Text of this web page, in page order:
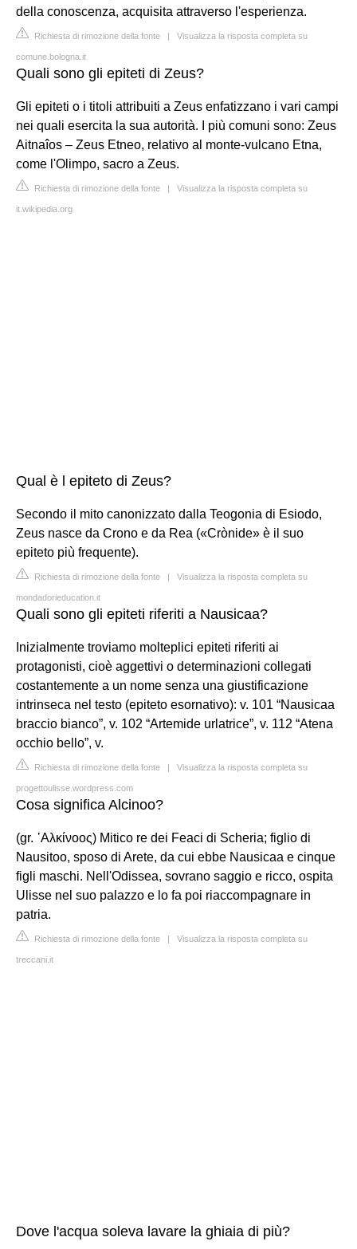
della conoscenza, acquisita attraverso l'esperienza.
Richiesta di rimozione della fonte | Visualizza la risposta completa su
comune.bologna.it
Quali sono gli epiteti di Zeus?
Gli epiteti o i titoli attribuiti a Zeus enfatizzano i vari campi
nei quali esercita la sua autorità. I più comuni sono: Zeus
Aitnaîos – Zeus Etneo, relativo al monte-vulcano Etna,
come l'Olimpo, sacro a Zeus.
Richiesta di rimozione della fonte | Visualizza la risposta completa su
it.wikipedia.org
Qual è l epiteto di Zeus?
Secondo il mito canonizzato dalla Teogonia di Esiodo,
Zeus nasce da Crono e da Rea («Crònide» è il suo
epiteto più frequente).
Richiesta di rimozione della fonte | Visualizza la risposta completa su
mondadorieducation.it
Quali sono gli epiteti riferiti a Nausicaa?
Inizialmente troviamo molteplici epiteti riferiti ai
protagonisti, cioè aggettivi o determinazioni collegati
costantemente a un nome senza una giustificazione
intrinseca nel testo (epiteto esornativo): v. 101 “Nausicaa
braccio bianco”, v. 102 “Artemide urlatrice”, v. 112 “Atena
occhio bello”, v.
Richiesta di rimozione della fonte | Visualizza la risposta completa su
progettoulisse.wordpress.com
Cosa significa Alcinoo?
(gr. ᾿Αλκίνοος) Mitico re dei Feaci di Scheria; figlio di
Nausitoo, sposo di Arete, da cui ebbe Nausicaa e cinque
figli maschi. Nell'Odissea, sovrano saggio e ricco, ospita
Ulisse nel suo palazzo e lo fa poi riaccompagnare in
patria.
Richiesta di rimozione della fonte | Visualizza la risposta completa su
treccani.it
Dove l'acqua soleva lavare la ghiaia di più?